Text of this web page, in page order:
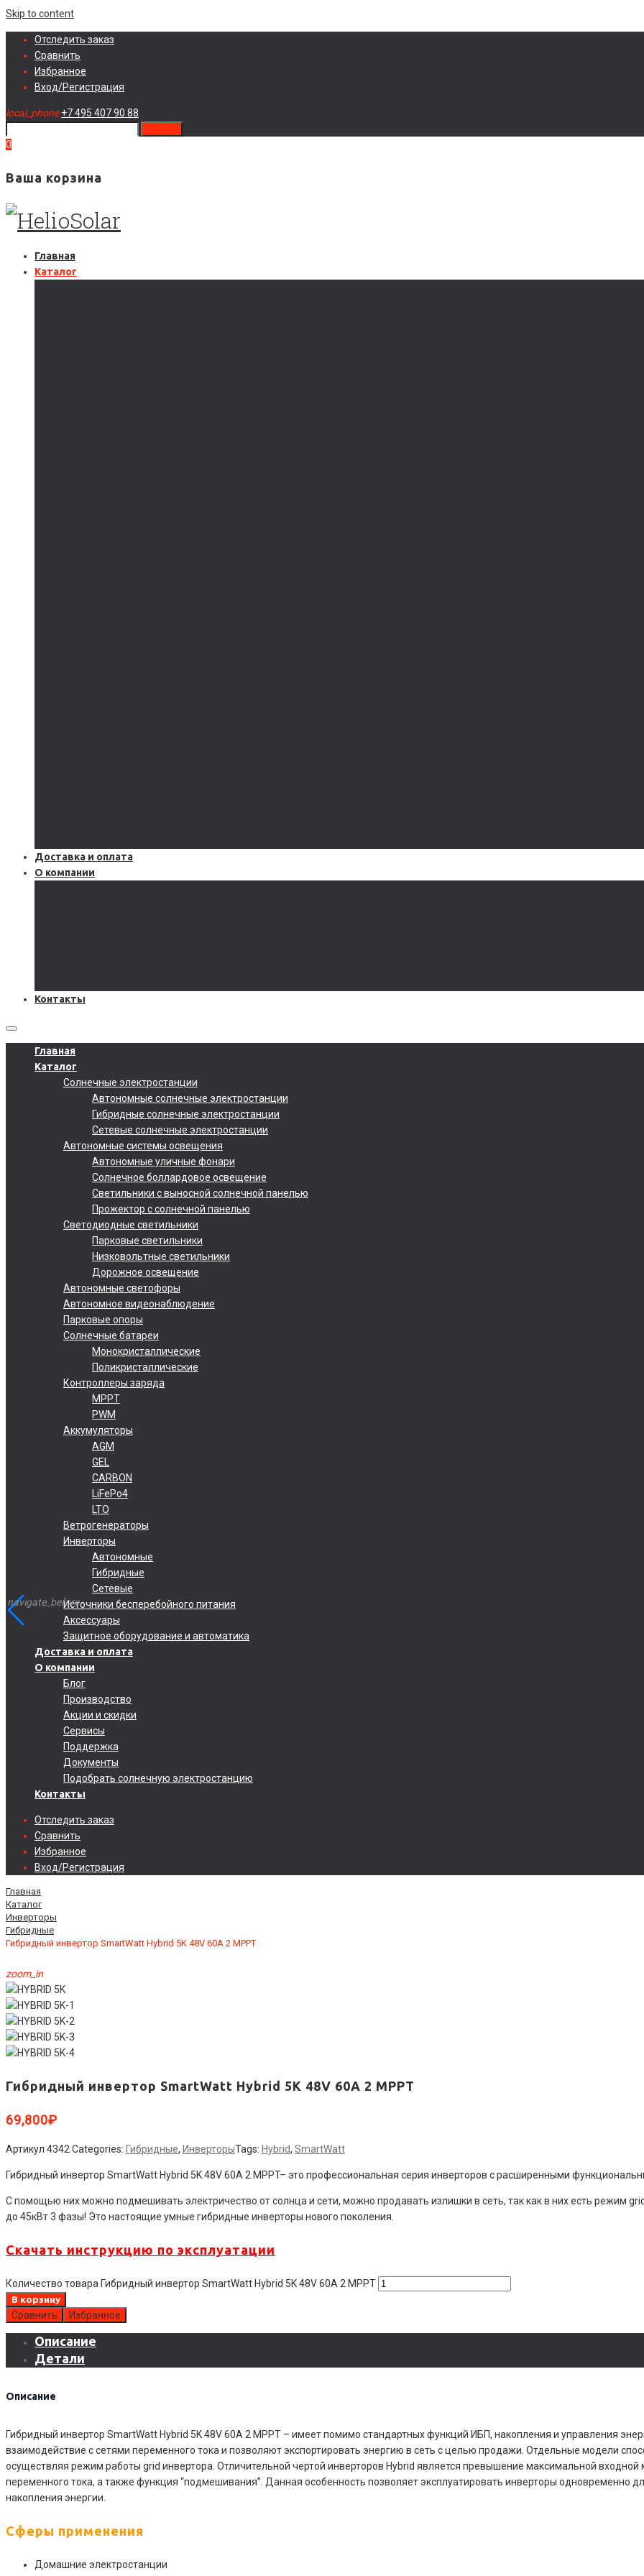
Skip to content
Отследить заказ
Сравнить
Избранное
Вход/Регистрация
local_phone +7 495 407 90 88
0
Ваша корзина
Главная
Каталог
Доставка и оплата
О компании
Контакты
Главная
Каталог
Солнечные электростанции
Автономные солнечные электростанции
Гибридные солнечные электростанции
Сетевые солнечные электростанции
Автономные системы освещения
Автономные уличные фонари
Солнечное боллардовое освещение
Светильники с выносной солнечной панелью
Прожектор с солнечной панелью
Светодиодные светильники
Парковые светильники
Низковольтные светильники
Дорожное освещение
Автономные светофоры
Автономное видеонаблюдение
Парковые опоры
Солнечные батареи
Монокристаллические
Поликристаллические
Контроллеры заряда
MPPT
PWM
Аккумуляторы
AGM
GEL
CARBON
LiFePo4
LTO
Ветрогенераторы
Инверторы
Автономные
Гибридные
Сетевые
Источники бесперебойного питания
Аксессуары
Защитное оборудование и автоматика
Доставка и оплата
О компании
Блог
Производство
Акции и скидки
Сервисы
Поддержка
Документы
Подобрать солнечную электростанцию
Контакты
Отследить заказ
Сравнить
Избранное
Вход/Регистрация
Главная
Каталог
Инверторы
Гибридные
Гибридный инвертор SmartWatt Hybrid 5K 48V 60А 2 MPPT
zoom_in
Гибридный инвертор SmartWatt Hybrid 5K 48V 60А 2 MPPT
69,800₽
Артикул 4342 Categories: Гибридные, ИнверторыTags: Hybrid, SmartWatt
Гибридный инвертор SmartWatt Hybrid 5K 48V 60А 2 MPPT– это профессиональная серия инверторов с расширенными
С помощью них можно подмешивать электричество от солнца и сети, можно продавать излишки в сеть, так как в них есть режим
до 45кВт 3 фазы! Это настоящие умные гибридные инверторы нового поколения.
Скачать инструкцию по эксплуатации
Количество товара Гибридный инвертор SmartWatt Hybrid 5K 48V 60А 2 MPPT
В корзину
Сравнить Избранное
Описание
Детали
Описание
Гибридный инвертор SmartWatt Hybrid 5K 48V 60А 2 MPPT – имеет помимо стандартных функций ИБП, накопления и управления
взаимодействие с сетями переменного тока и позволяют экспортировать энергию в сеть с целью продажи. Отдельные модели
осуществляя режим работы grid инвертора. Отличительной чертой инверторов Hybrid является превышение максимальной
переменного тока, а также функция “подмешивания”. Данная особенность позволяет эксплуатировать инверторы одновременно
накопления энергии.
Сферы применения
Домашние электростанции
navigate_before